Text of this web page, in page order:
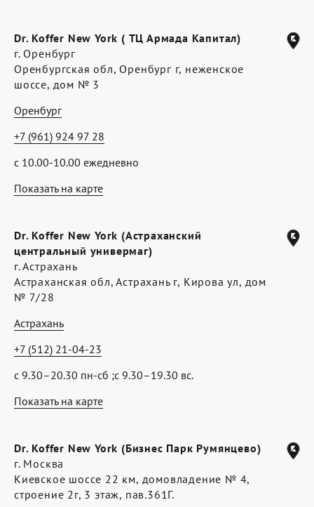
Показать на карте
Dr. Koffer New York ( ТЦ Армада Капитал)
г. Оренбург
Оренбургская обл, Оренбург г, неженское
шоссе, дом № 3
Оренбург
с 10.00-10.00 ежедневно
+7 (961) 924 97 28
Показать на карте
Dr. Koffer New York (Астраханский
центральный универмаг)
г. Астрахань
Астраханская обл, Астрахань г, Кирова ул, дом
№ 7/28
Астрахань
с 9.30–20.30 пн-сб ;с 9.30–19.30 вс.
+7 (512) 21-04-23
Dr. Koffer New York (Бизнес Парк Румянцево)
г. Москва
Киевское шоссе 22 км, домовладение № 4,
строение 2г, 3 этаж, пав.361Г.